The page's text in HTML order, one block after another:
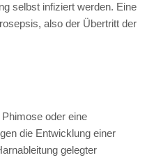
selbst infiziert werden. Eine
also der Übertritt der
oder eine
die Entwicklung einer
gelegter